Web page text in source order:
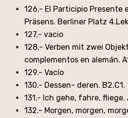
126.- El Participio Presente
Präsens. Berliner Platz
127.- vacio
128.- Verben mit zwei
complementos en alemán.
129.- Vacío
130.- Dessen- deren. B2.C1.
131.- Ich gehe, fahre, fliege.
132.- Morgen, morgen,